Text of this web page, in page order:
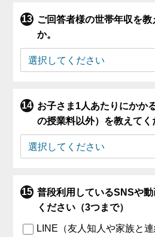
ご回答者様の世帯年収を
か。
お子さま1人あたりにかか
の授業料以外）を教えてく
普段利用しているSNSや
ください（3つまで）
LINE（友人知人や家族と連